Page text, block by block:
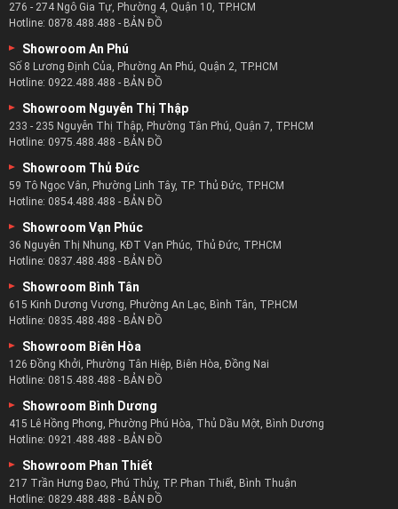
276 - 274 Ngô Gia Tự, Phường 4, Quận 10, TP.HCM
Hotline: 0878.488.488 - BẢN ĐỒ
Showroom An Phú
Số 8 Lương Định Của, Phường An Phú, Quận 2, TP.HCM
Hotline: 0922.488.488 - BẢN ĐỒ
Showroom Nguyễn Thị Thập
233 - 235 Nguyễn Thị Thập, Phường Tân Phú, Quận 7, TP.HCM
Hotline: 0975.488.488 - BẢN ĐỒ
Showroom Thủ Đức
59 Tô Ngọc Vân, Phường Linh Tây, TP. Thủ Đức, TP.HCM
Hotline: 0854.488.488 - BẢN ĐỒ
Showroom Vạn Phúc
36 Nguyễn Thị Nhung, KĐT Vạn Phúc, Thủ Đức, TP.HCM
Hotline: 0837.488.488 - BẢN ĐỒ
Showroom Bình Tân
615 Kinh Dương Vương, Phường An Lạc, Bình Tân, TP.HCM
Hotline: 0835.488.488 - BẢN ĐỒ
Showroom Biên Hòa
126 Đồng Khởi, Phường Tân Hiệp, Biên Hòa, Đồng Nai
Hotline: 0815.488.488 - BẢN ĐỒ
Showroom Bình Dương
415 Lê Hồng Phong, Phường Phú Hòa, Thủ Dầu Một, Bình Dương
Hotline: 0921.488.488 - BẢN ĐỒ
Showroom Phan Thiết
217 Trần Hưng Đạo, Phú Thủy, TP. Phan Thiết, Bình Thuận
Hotline: 0829.488.488 - BẢN ĐỒ